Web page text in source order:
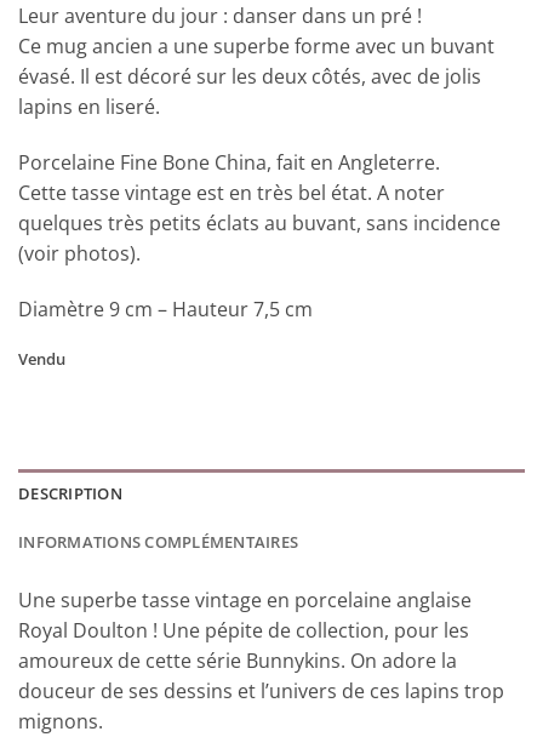
Leur aventure du jour : danser dans un pré !
Ce mug ancien a une superbe forme avec un buvant
évasé. Il est décoré sur les deux côtés, avec de jolis
lapins en liseré.
Porcelaine Fine Bone China, fait en Angleterre.
Cette tasse vintage est en très bel état. A noter
quelques très petits éclats au buvant, sans incidence
(voir photos).
Diamètre 9 cm – Hauteur 7,5 cm
Vendu
DESCRIPTION
INFORMATIONS COMPLÉMENTAIRES
Une superbe tasse vintage en porcelaine anglaise
Royal Doulton ! Une pépite de collection, pour les
amoureux de cette série Bunnykins. On adore la
douceur de ses dessins et l’univers de ces lapins trop
mignons.